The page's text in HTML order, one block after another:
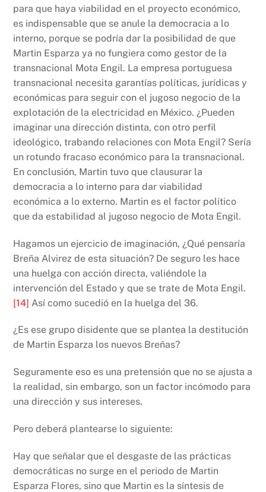
para que haya viabilidad en el proyecto económico,
es indispensable que se anule la democracia a lo
interno, porque se podría dar la posibilidad de que
Martin Esparza ya no fungiera como gestor de la
transnacional Mota Engil. La empresa portuguesa
transnacional necesita garantías políticas, jurídicas y
económicas para seguir con el jugoso negocio de la
explotación de la electricidad en México. ¿Pueden
imaginar una dirección distinta, con otro perfil
ideológico, trabando relaciones con Mota Engil? Sería
un rotundo fracaso económico para la transnacional.
En conclusión, Martin tuvo que clausurar la
democracia a lo interno para dar viabilidad
económica a lo externo. Martin es el factor político
que da estabilidad al jugoso negocio de Mota Engil.
Hagamos un ejercicio de imaginación, ¿Qué pensaría
Breña Alvirez de esta situación? De seguro les hace
una huelga con acción directa, valiéndole la
intervención del Estado y que se trate de Mota Engil.
[14] Así como sucedió en la huelga del 36.
¿Es ese grupo disidente que se plantea la destitución
de Martin Esparza los nuevos Breñas?
Seguramente eso es una pretensión que no se ajusta a
la realidad, sin embargo, son un factor incómodo para
una dirección y sus intereses.
Pero deberá plantearse lo siguiente:
Hay que señalar que el desgaste de las prácticas
democráticas no surge en el periodo de Martin
Esparza Flores, sino que Martin es la síntesis de